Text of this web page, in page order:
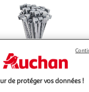
de protéger vos données !